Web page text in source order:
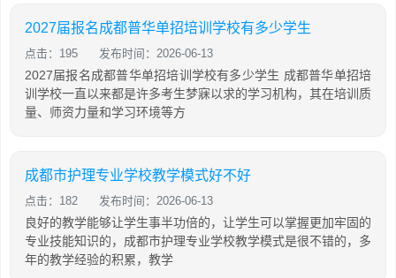
2027届报名成都普华单招培训学校有多少学生
点击：195 发布时间：2026-06-13
2027届报名成都普华单招培训学校有多少学生 成都普华单招培
训学校一直以来都是许多考生梦寐以求的学习机构，其在培训质
量、师资力量和学习环境等方
成都市护理专业学校教学模式好不好
点击：182 发布时间：2026-06-13
良好的教学能够让学生事半功倍的，让学生可以掌握更加牢固的
专业技能知识的，成都市护理专业学校教学模式是很不错的，多
年的教学经验的积累，教学